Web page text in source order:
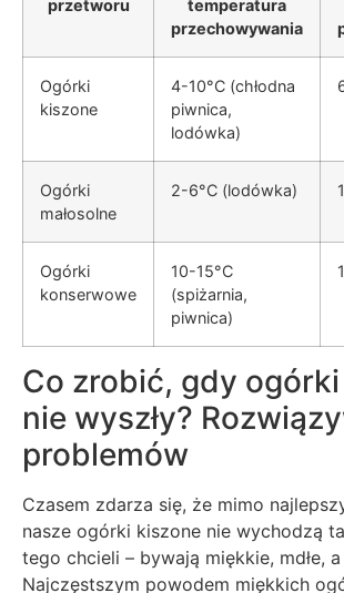
przetworu
temperatura
przechowywania
Ogórki
kiszone
4-10°C (chłodna
piwnica,
lodówka)
Ogórki
małosolne
2-6°C (lodówka)
Ogórki
konserwowe
10-15°C
(spiżarnia,
piwnica)
Co zrobić, gdy
nie wyszły?
problemów
Czasem zdarza się, że mimo
nasze ogórki kiszone nie wychodzą
tego chcieli – bywają miękkie, mdłe,
Najczęstszym powodem miękkich